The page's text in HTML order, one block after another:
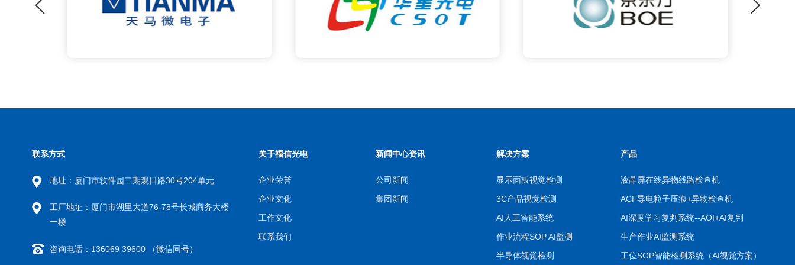
联系方式
地址：厦门市软件园二期观日路30号204单元
工厂地址：厦门市湖里大道76-78号长城商务大楼
一楼
咨询电话：136069 39600 （微信同号）
关于福信光电
企业荣誉
企业文化
工作文化
联系我们
新闻中心资讯
公司新闻
集团新闻
解决方案
显示面板视觉检测
3C产品视觉检测
AI人工智能系统
作业流程SOP AI监测
半导体视觉检测
产品
液晶屏在线异物线路检查机
ACF导电粒子压痕+异物检查机
AI深度学习复判系统--AOI+AI复判
生产作业AI监测系统
工位SOP智能检测系统（AI视觉方案）